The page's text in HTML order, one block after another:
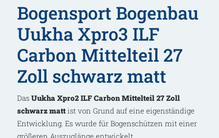
Bogensport Bogenbau
Uukha Xpro3 ILF
Carbon Mittelteil 27
Zoll schwarz matt
Das Uukha Xpro2 ILF Carbon Mittelteil 27 Zoll
schwarz matt ist von Grund auf eine eigenständige
Entwicklung. Es wurde für Bogenschützen mit einer
größeren Auszuglänge entwickelt.